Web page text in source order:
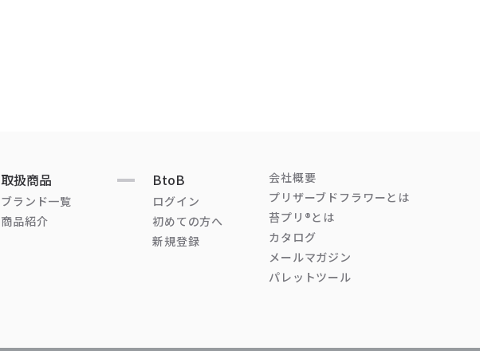
取扱商品
ブランド一覧
商品紹介
BtoB
ログイン
初めての方へ
新規登録
会社概要
プリザーブドフラワーとは
苔プリ®とは
カタログ
メールマガジン
パレットツール